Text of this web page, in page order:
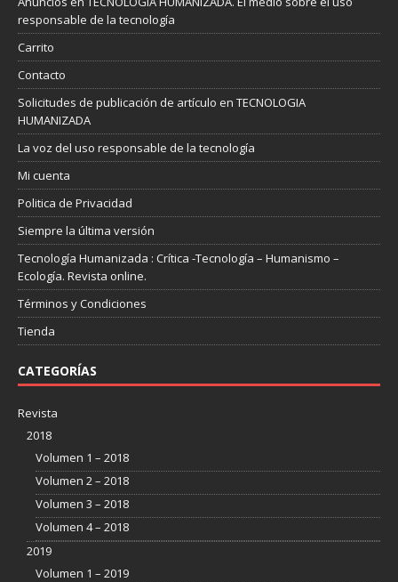
responsable de la tecnología
Carrito
Contacto
Solicitudes de publicación de artículo en TECNOLOGIA
HUMANIZADA
La voz del uso responsable de la tecnología
Mi cuenta
Politica de Privacidad
Siempre la última versión
Tecnología Humanizada : Crítica -Tecnología – Humanismo –
Ecología. Revista online.
Términos y Condiciones
Tienda
CATEGORÍAS
Revista
2018
Volumen 1 – 2018
Volumen 2 – 2018
Volumen 3 – 2018
Volumen 4 – 2018
2019
Volumen 1 – 2019